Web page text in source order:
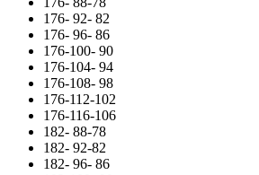
176- 92- 82
176- 96- 86
176-100- 90
176-104- 94
176-108- 98
176-112-102
176-116-106
182- 88-78
182- 92-82
182- 96- 86